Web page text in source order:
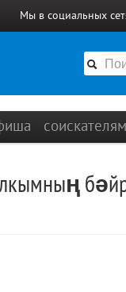
Мы в социальных
соискателям